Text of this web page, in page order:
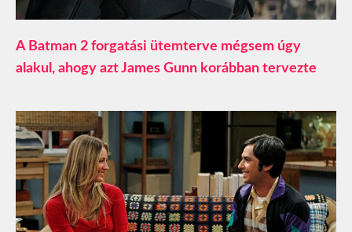
A Batman 2 forgatási ütemterve mégsem úgy
alakul, ahogy azt James Gunn korábban tervezte